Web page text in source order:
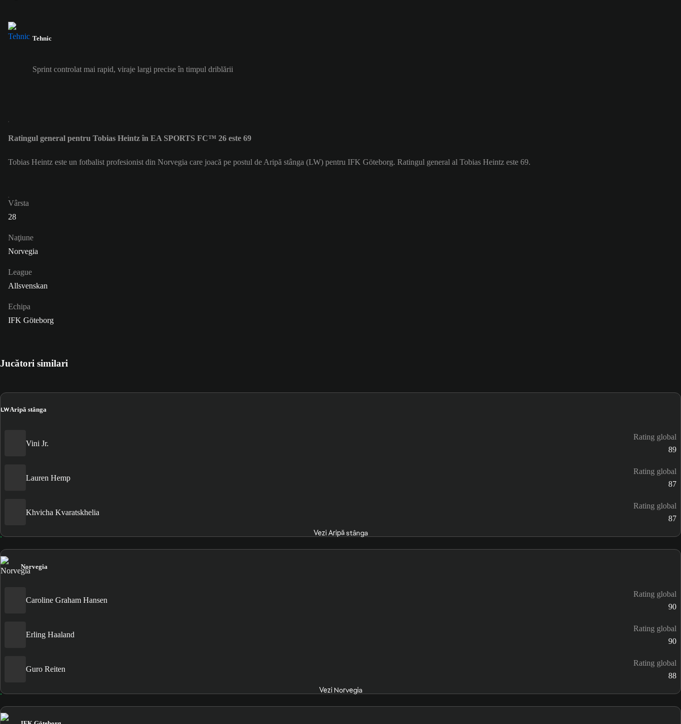
Tehnic
Sprint controlat mai rapid, viraje largi precise în timpul driblării
Ratingul general pentru Tobias Heintz în EA SPORTS FC™ 26 este 69
Tobias Heintz este un fotbalist profesionist din Norvegia care joacă pe postul de Aripă stânga (LW) pentru IFK Göteborg. Ratingul general al Tobias Heintz este 69.
Vârsta
28
Naţiune
Norvegia
League
Allsvenskan
Echipa
IFK Göteborg
Jucători similari
LWAripă stânga
Vini Jr.
Rating global
89
Lauren Hemp
Rating global
87
Khvicha Kvaratskhelia
Rating global
87
Vezi Aripă stânga
Norvegia
Caroline Graham Hansen
Rating global
90
Erling Haaland
Rating global
90
Guro Reiten
Rating global
88
Vezi Norvegia